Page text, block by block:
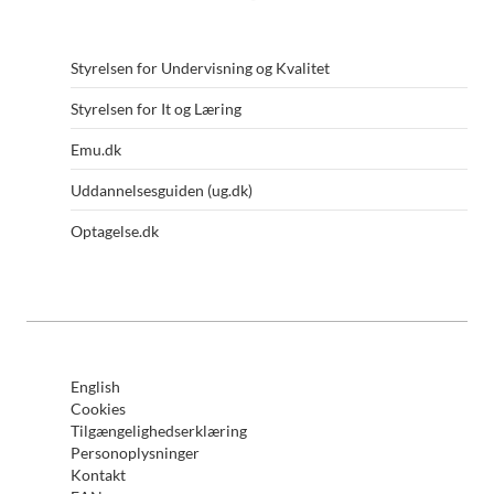
Styrelsen for Undervisning og Kvalitet
Styrelsen for It og Læring
Emu.dk
Uddannelsesguiden (ug.dk)
Optagelse.dk
English
Cookies
Tilgængelighedserklæring
Personoplysninger
Kontakt